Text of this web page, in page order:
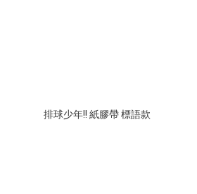
排球少年!! 紙膠帶 標語款